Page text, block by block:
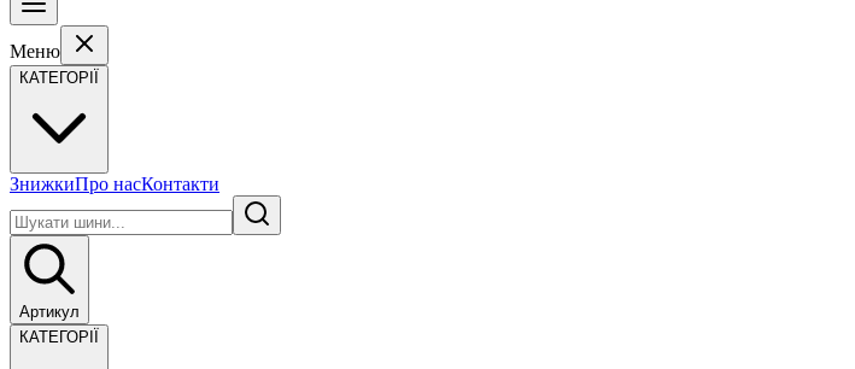
Меню
КАТЕГОРІЇ
ЗнижкиПро насКонтакти
Артикул
КАТЕГОРІЇ